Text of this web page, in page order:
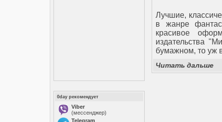
0day рекомендует
Viber
(мессенджер)
Telegram
Лучшие,
в жанре
красивое
издательства
бумажном, то уж
Читать дальше